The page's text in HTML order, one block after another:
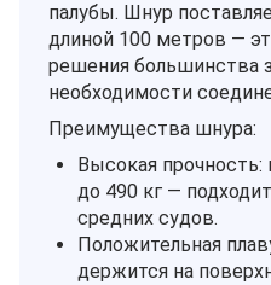
палубы. Шнур
длиной 100 метров —
решения большинства
необходимости
Преимущества шнура:
Высокая
до 490 кг —
средних судов.
Положительная
держится на